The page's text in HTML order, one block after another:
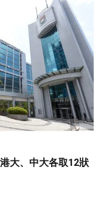
大、中大各取12狀